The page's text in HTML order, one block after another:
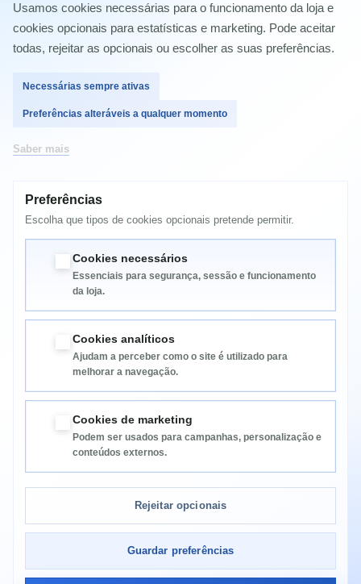
Comprar
HP Color LaserJet CP5520
HP Color LaserJet CP5525DN
Informação
Categorias
Informação da Loja
Usamos cookies necessárias para o funcionamento da loja e
cookies opcionais para estatísticas e marketing. Pode aceitar
todas, rejeitar as opcionais ou escolher as suas preferências.
Necessárias sempre ativas
Preferências alteráveis a qualquer momento
Saber mais
Preferências
Escolha que tipos de cookies opcionais pretende permitir.
Cookies necessários
Essenciais para segurança, sessão e funcionamento
da loja.
Cookies analíticos
Ajudam a perceber como o site é utilizado para
melhorar a navegação.
Cookies de marketing
Podem ser usados para campanhas, personalização e
conteúdos externos.
Rejeitar opcionais
Guardar preferências